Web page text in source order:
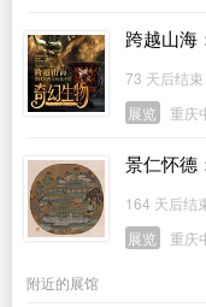
跨越山海
73 天后结束
展览
重庆
景仁怀德
164 天后结
展览
重庆
附近的展馆